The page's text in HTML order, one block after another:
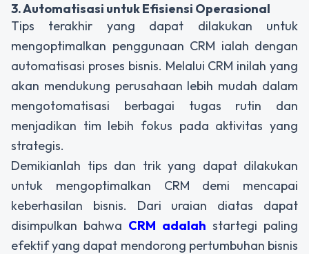
3. Automatisasi untuk Efisiensi Operasional
Tips terakhir yang dapat dilakukan untuk
mengoptimalkan penggunaan CRM ialah dengan
automatisasi proses bisnis. Melalui CRM inilah yang
akan mendukung perusahaan lebih mudah dalam
mengotomatisasi berbagai tugas rutin dan
menjadikan tim lebih fokus pada aktivitas yang
strategis.
Demikianlah tips dan trik yang dapat dilakukan
untuk mengoptimalkan CRM demi mencapai
keberhasilan bisnis. Dari uraian diatas dapat
disimpulkan bahwa CRM adalah startegi paling
efektif yang dapat mendorong pertumbuhan bisnis